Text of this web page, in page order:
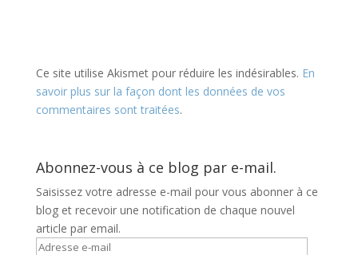
Ce site utilise Akismet pour réduire les indésirables. En
savoir plus sur la façon dont les données de vos
commentaires sont traitées.
Abonnez-vous à ce blog par e-mail.
Saisissez votre adresse e-mail pour vous abonner à ce
blog et recevoir une notification de chaque nouvel
article par email.
Adresse